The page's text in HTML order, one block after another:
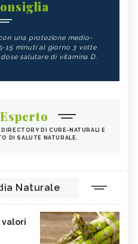
una protezione medio-
15 minuti al giorno 3 volte
salutare di vitamina D.
DIRECTORY DI CURE-NATURALI E
DI SALUTE NATURALE.
Naturale
valori